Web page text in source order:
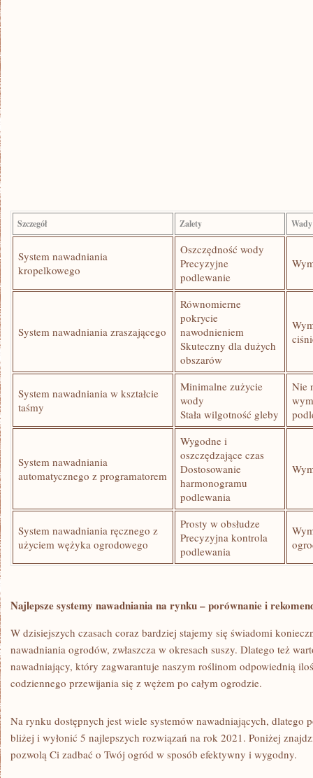
Szczegół Zalety Wady
System nawadniania
‍kropelkowego
Oszczędność wody
Precyzyjne
podlewanie
System nawadniania zraszającego
Równomierne
pokrycie
‌nawodnieniem
Skuteczny⁤ dla⁢ dużych
obszarów
System nawadniania w kształcie
taśmy
Minimalne⁣ zużycie
wody
Stała wilgotność gleby
Nie
System⁢ nawadniania⁣
automatycznego z ​programatorem
Wygodne i
oszczędzające czas
Dostosowanie
harmonogramu
podlewania
System nawadniania ręcznego ⁤z
⁣użyciem wężyka ogrodowego
Prosty w obsłudze
Precyzyjna kontrola
podlewania
Najlepsze systemy nawadniania na rynku – porównanie​ i
W dzisiejszych czasach ‍coraz⁤ bardziej ​stajemy⁢ się świadomi
nawadniania ogrodów, zwłaszcza w ⁢okresach ‌suszy. Dlatego też
‍nawadniający, który zagwarantuje‌ naszym roślinom odpowiednią
codziennego przewijania się z wężem po całym ‌ogrodzie.
Na rynku dostępnych jest wiele systemów⁤ nawadniających, dlatego
bliżej i‌ wyłonić 5 najlepszych rozwiązań na rok 2021. Poniżej
pozwolą Ci zadbać o⁤ Twój ⁤ogród‍ w sposób​ efektywny i wygodny.